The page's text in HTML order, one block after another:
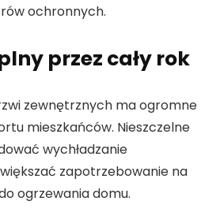
ochronnych.
przez cały rok
zewnętrznych ma ogromne
mieszkańców. Nieszczelne
wychładzanie
zapotrzebowanie na
ogrzewania domu.